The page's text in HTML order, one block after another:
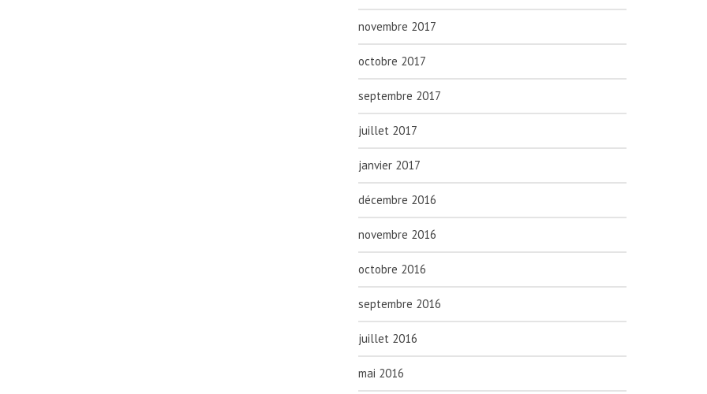
novembre 2017
octobre 2017
septembre 2017
juillet 2017
janvier 2017
décembre 2016
novembre 2016
octobre 2016
septembre 2016
juillet 2016
mai 2016